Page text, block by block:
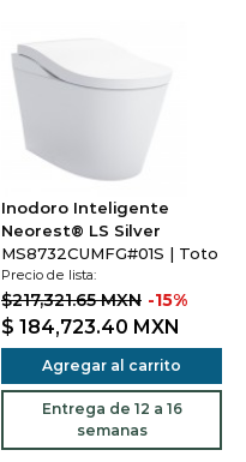
Inodoro Inteligente
Neorest® LS Silver
MS8732CUMFG#01S | Toto
Precio de lista:
$217,321.65 MXN -15%
$ 184,723.40 MXN
Agregar al carrito
Entrega de 12 a 16
semanas